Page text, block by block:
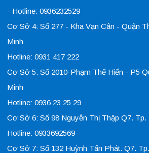
- Hotline: 0936232529
Cơ Sở 4: Số 277 - Kha Vạn Cân - Quận
Minh
Hotline: 0931 417 222
Cơ Sở 5: Số 2010-Phạm Thế Hiển - P5
Minh
Hotline: 0936 23 25 29
Cơ Sở 6: Số 98 Nguyễn Thị Thập Q7. Tp.
Hotline: 0933692569
Cơ Sở 7: Số 132 Huỳnh Tấn Phát. Q7.